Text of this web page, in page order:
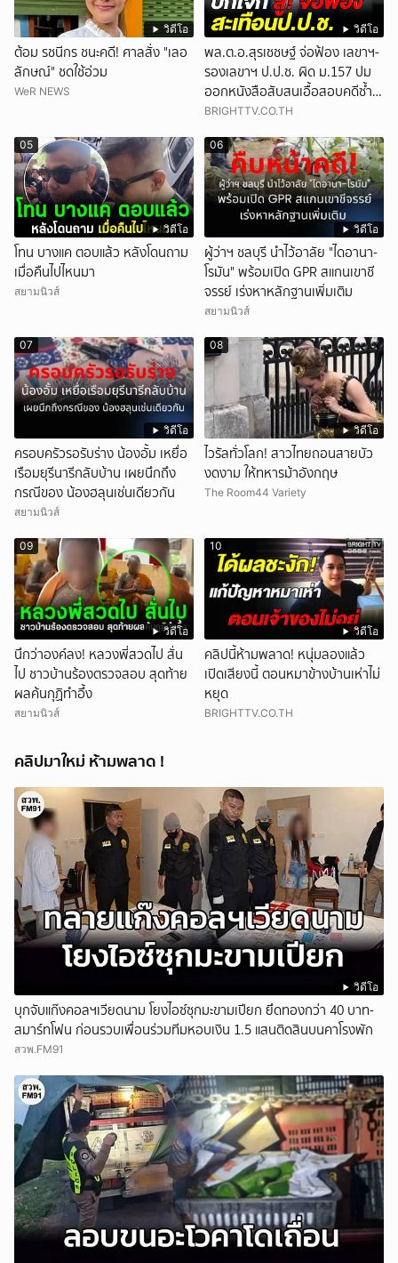
วิดีโอ
ต้อม รชนีกร ชนะคดี! ศาลสั่ง "เลอ
ลักษณ์" ชดใช้อ่วม
WeR NEWS
วิดีโอ
พล.ต.อ.สุรเชชษฐ์ จ่อฟ้อง เลขาฯ-
รองเลขาฯ ป.ป.ช. ผิด ม.157 ปม
ออกหนังสือสับสนเอื้อสอบคดีซ้ำ
ซ้อน
BRIGHTTV.CO.TH
วิดีโอ
05
โทน บางแค ตอบแล้ว หลังโดนถาม
เมื่อคืนไปไหนมา
สยามนิวส์
วิดีโอ
06
ผู้ว่าฯ ชลบุรี นำไว้อาลัย "ไดอานา-
โรมัน" พร้อมเปิด GPR สแกนเขาชี
จรรย์ เร่งหาหลักฐานเพิ่มเติม
สยามนิวส์
วิดีโอ
07
ครอบครัวรอรับร่าง น้องอั้ม เหยื่อ
เรือมยุรีนารีกลับบ้าน เผยนึกถึง
กรณีของ น้องฮลุนเช่นเดียวกัน
สยามนิวส์
วิดีโอ
08
ไวรัลทั่วโลก! สาวไทยถอนสายบัว
งดงาม ให้ทหารม้าอังกฤษ
The Room44 Variety
วิดีโอ
09
นึกว่าองค์ลง! หลวงพี่สวดไป สั่น
ไป ชาวบ้านร้องตรวจสอบ สุดท้าย
ผลค้นกุฏิทำอึ้ง
สยามนิวส์
วิดีโอ
10
คลิปนี้ห้ามพลาด! หนุ่มลองแล้ว
เปิดเสียงนี้ ตอนหมาข้างบ้านเห่าไม่
หยุด
BRIGHTTV.CO.TH
คลิปมาใหม่ ห้ามพลาด !
วิดีโอ
บุกจับแก๊งคอลฯเวียดนาม โยงไอซ์ซุกมะขามเปียก ยึดทองกว่า 40 บาท-
สมาร์ทโฟน ก่อนรวบเพื่อนร่วมทีมหอบเงิน 1.5 แสนติดสินบนคาโรงพัก
สวพ.FM91